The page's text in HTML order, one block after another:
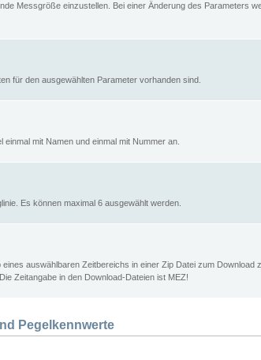
Messgröße einzustellen. Bei einer Änderung des Parameters
für den ausgewählten Parameter vorhanden sind.
mit Namen und einmal mit Nummer an.
Es können maximal 6 ausgewählt werden.
auswählbaren Zeitbereichs in einer Zip Datei zum Download
Zeitangabe in den Download-Dateien ist MEZ!
Pegelkennwerte